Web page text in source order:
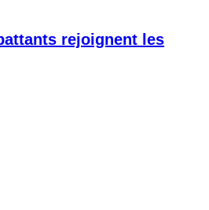
rejoignent les